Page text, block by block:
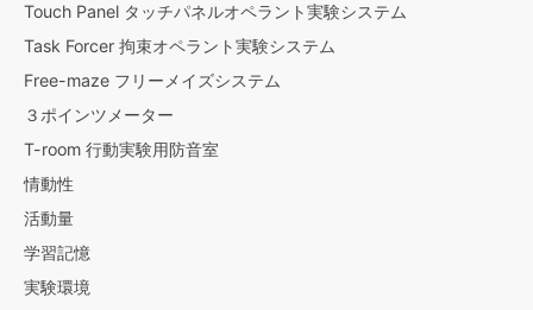
Touch Panel タッチパネルオペラント実験システム
Task Forcer 拘束オペラント実験システム
Free-maze フリーメイズシステム
３ポインツメーター
T-room 行動実験用防音室
情動性
活動量
学習記憶
実験環境